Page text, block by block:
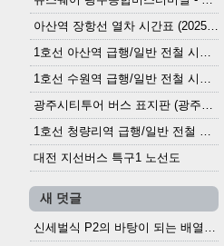
아산역 장항선 열차 시간표 (2025.12.30 기준) (무궁화호, ITX-마음, 새마을호, 서해금빛열차)
대전 지선버스 특구1 노선도
새 덧글